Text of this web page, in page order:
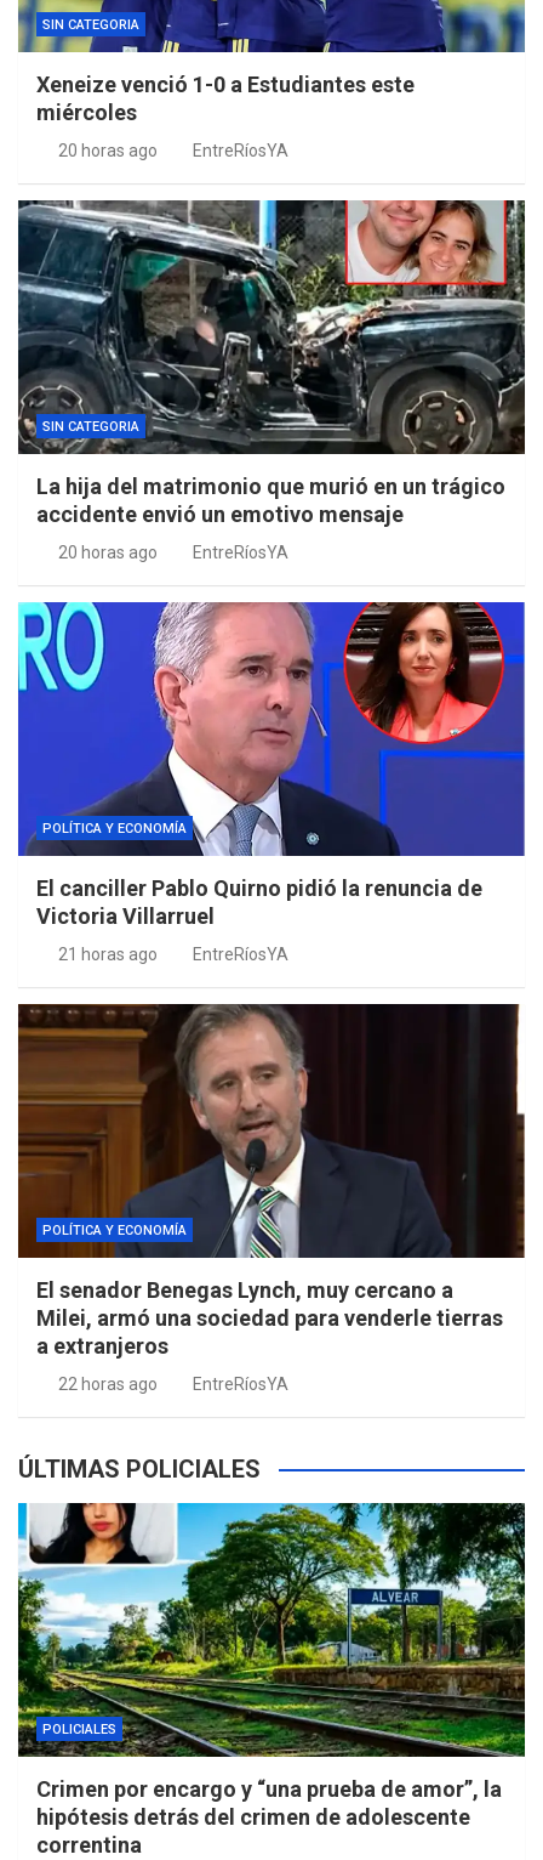
SIN CATEGORIA
Xeneize venció 1-0 a Estudiantes este
miércoles
20 horas ago EntreRíosYA
SIN CATEGORIA
La hija del matrimonio que murió en un trágico
accidente envió un emotivo mensaje
20 horas ago EntreRíosYA
POLÍTICA Y ECONOMÍA
El canciller Pablo Quirno pidió la renuncia de
Victoria Villarruel
21 horas ago EntreRíosYA
POLÍTICA Y ECONOMÍA
El senador Benegas Lynch, muy cercano a
Milei, armó una sociedad para venderle tierras
a extranjeros
22 horas ago EntreRíosYA
ÚLTIMAS POLICIALES
POLICIALES
Crimen por encargo y “una prueba de amor”, la
hipótesis detrás del crimen de adolescente
correntina